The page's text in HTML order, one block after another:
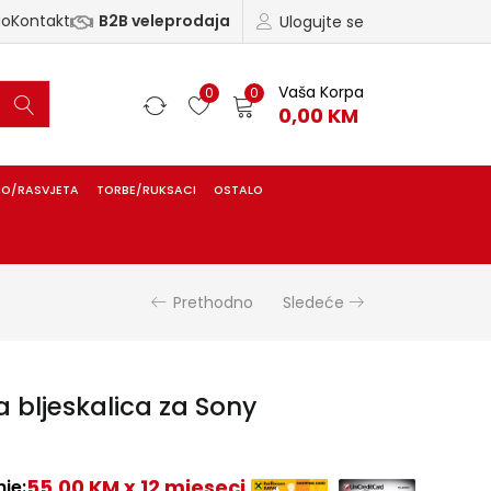
Ulogujte se
Kontakt B2B veleprodaja
0 0 Vaša Korpa
0,00 KM
RASVJETA TORBE/RUKSACI OSTALO
Prethodno Sledeće
bljeskalica za Sony